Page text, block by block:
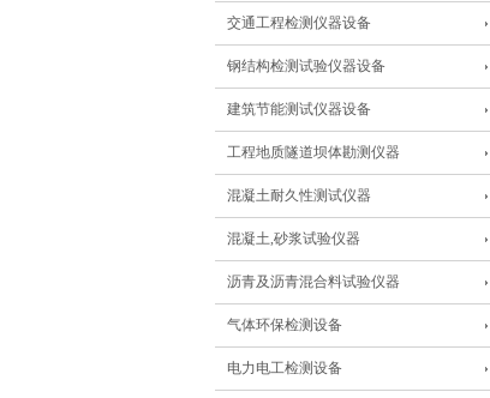
交通工程检测仪器设备
钢结构检测试验仪器设备
建筑节能测试仪器设备
工程地质隧道坝体勘测仪器
混凝土耐久性测试仪器
混凝土,砂浆试验仪器
沥青及沥青混合料试验仪器
气体环保检测设备
电力电工检测设备